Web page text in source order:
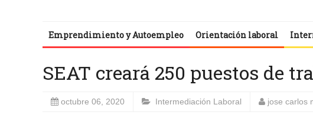
Emprendimiento y Autoempleo Orientación laboral
SEAT creará 250 puestos de
octubre 06, 2020 Intermediación Laboral jose carlos